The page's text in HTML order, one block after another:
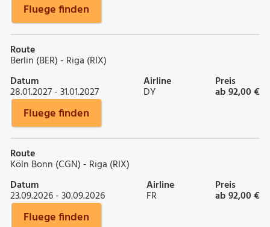
Fluege finden
Route
Berlin (BER) - Riga (RIX)
Datum
28.01.2027 - 31.01.2027
Airline
DY
Preis
ab 92,00 €
Fluege finden
Route
Köln Bonn (CGN) - Riga (RIX)
Datum
23.09.2026 - 30.09.2026
Airline
FR
Preis
ab 92,00 €
Fluege finden